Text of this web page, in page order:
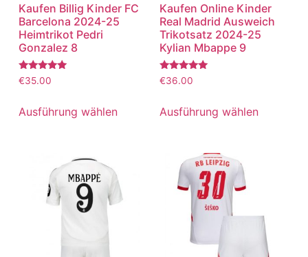
Kaufen Billig Kinder FC
Barcelona 2024-25
Heimtrikot Pedri
Gonzalez 8
Bewertet
mit
von 5
€35.00
Ausführung wählen
Kaufen Online Kinder
Real Madrid Ausweich
Trikotsatz 2024-25
Kylian Mbappe 9
Bewertet
mit
von 5
€36.00
Ausführung wählen